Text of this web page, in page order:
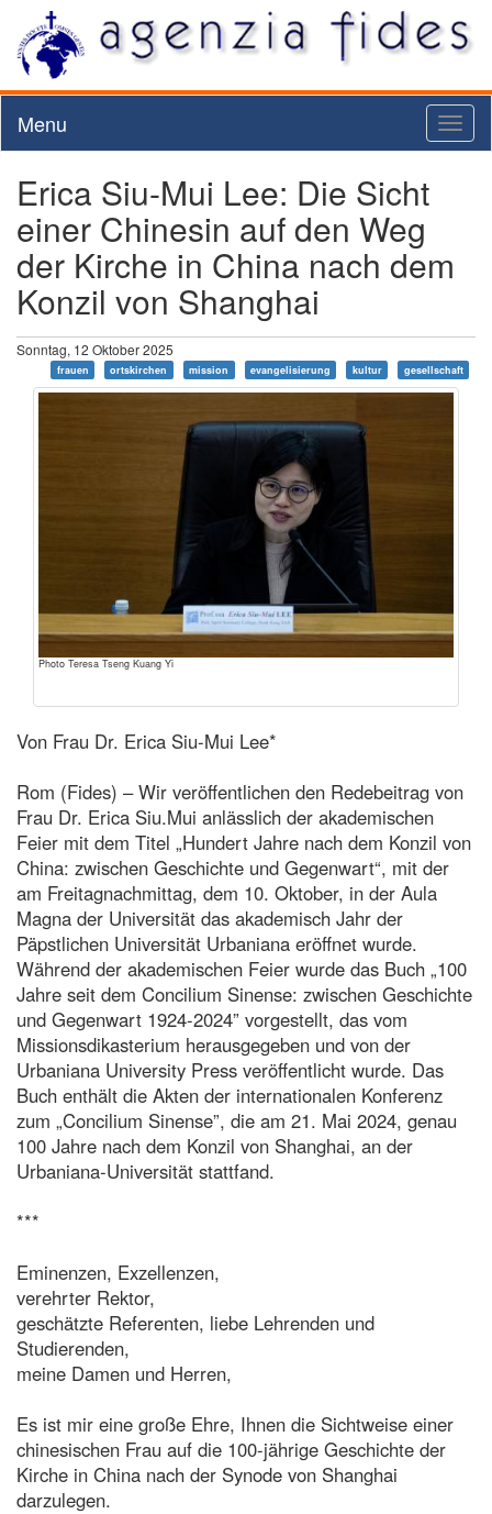
Menu
Erica Siu-Mui Lee: Die Sicht
einer Chinesin auf den Weg
der Kirche in China nach dem
Konzil von Shanghai
Sonntag, 12 Oktober 2025
frauen ortskirchen mission evangelisierung kultur gesellschaft
Photo Teresa Tseng Kuang Yi
Von Frau Dr. Erica Siu-Mui Lee*
Rom (Fides) – Wir veröffentlichen den Redebeitrag von
Frau Dr. Erica Siu.Mui anlässlich der akademischen
Feier mit dem Titel „Hundert Jahre nach dem Konzil von
China: zwischen Geschichte und Gegenwart“, mit der
am Freitagnachmittag, dem 10. Oktober, in der Aula
Magna der Universität das akademisch Jahr der
Päpstlichen Universität Urbaniana eröffnet wurde.
Während der akademischen Feier wurde das Buch „100
Jahre seit dem Concilium Sinense: zwischen Geschichte
und Gegenwart 1924-2024” vorgestellt, das vom
Missionsdikasterium herausgegeben und von der
Urbaniana University Press veröffentlicht wurde. Das
Buch enthält die Akten der internationalen Konferenz
zum „Concilium Sinense”, die am 21. Mai 2024, genau
100 Jahre nach dem Konzil von Shanghai, an der
Urbaniana-Universität stattfand.
***
Eminenzen, Exzellenzen,
verehrter Rektor,
geschätzte Referenten, liebe Lehrenden und
Studierenden,
meine Damen und Herren,
Es ist mir eine große Ehre, Ihnen die Sichtweise einer
chinesischen Frau auf die 100-jährige Geschichte der
Kirche in China nach der Synode von Shanghai
darzulegen.